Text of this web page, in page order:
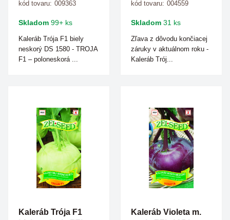
kód tovaru: 009363
Skladom 99+ ks
Kaleráb Trója F1 biely
neskorý DS 1580 - TROJA
F1 – poloneskorá ...
kód tovaru: 004559
Skladom 31 ks
Zľava z dôvodu končiacej
záruky v aktuálnom roku -
Kaleráb Trój...
Kaleráb Trója F1
Kaleráb Violeta m.